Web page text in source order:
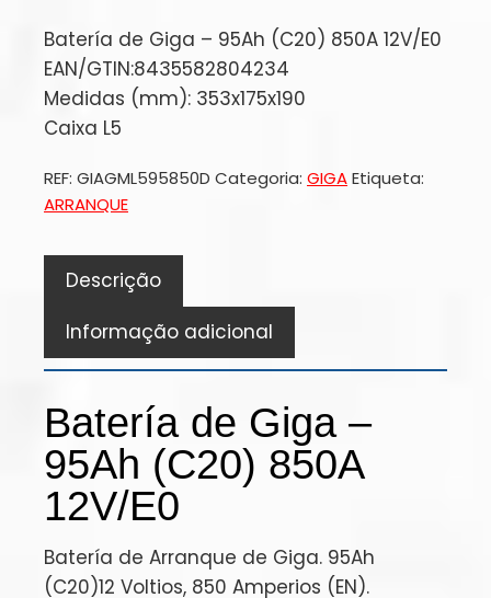
Batería de Giga – 95Ah (C20) 850A 12V/E0
EAN/GTIN:8435582804234
Medidas (mm): 353x175x190
Caixa L5
REF: GIAGML595850D Categoria: GIGAEtiqueta:
ARRANQUE
Descrição
Informação adicional
Batería de Giga –
95Ah (C20) 850A
12V/E0
Batería de Arranque de Giga. 95Ah
(C20)12 Voltios, 850 Amperios (EN).